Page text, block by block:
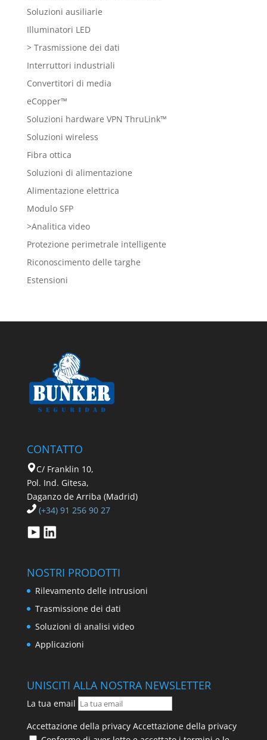
Soluzioni ausiliarie
Illuminatori LED
> Trasmissione dei dati
Interruttori industriali
Convertitori di media
eCopper™
Soluzioni hardware VPN ThruLink™
Soluzioni wireless
Fibra ottica
Soluzioni di alimentazione
Alimentazione elettrica
Modulo SFP
>Analitica video
Protezione perimetrale intelligente
Riconoscimento delle targhe
Estensioni
CONTATTO
C/ Franklin 10,
Pol. Ind. Gitesa,
Daganzo de Arriba (Madrid)
(+34) 91 256 90 27
NOSTRI PRODOTTI
Rilevamento delle intrusioni
Trasmissione dei dati
Soluzioni di analisi video
Applicazioni
UNISCITI ALLA NOSTRA NEWSLETTER
La tua email
Accettazione della privacy Accettazione della privacy